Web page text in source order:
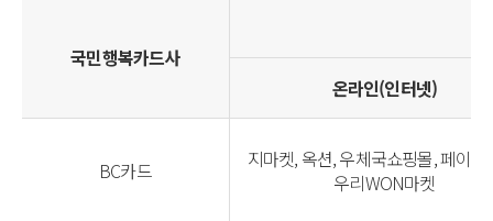
국민행복카드사
온라인(인터넷)
BC카드
지마켓, 옥션, 우체국쇼핑몰, 페이북
우리WON마켓